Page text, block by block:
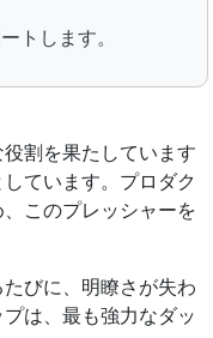
トします。
割を果たしています
ています。プロダク
このプレッシャーを
びに、明瞭さが失わ
は、最も強力なダッ